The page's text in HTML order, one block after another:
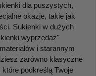
dla puszystych,
okazje, takie jak
Sukienki w dużych
wyprzedaż"
i starannym
zarówno klasyczne
podkreślą Twoje